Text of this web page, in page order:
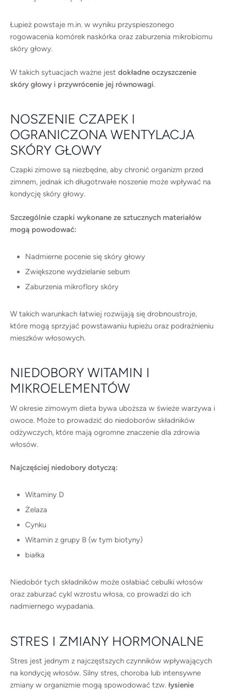
Łupież powstaje m.in. w wyniku przyspieszonego
rogowacenia komórek naskórka oraz zaburzenia mikrobiomu
skóry głowy.
W takich sytuacjach ważne jest dokładne oczyszczenie
skóry głowy i przywrócenie jej równowagi.
NOSZENIE CZAPEK I
OGRANICZONA WENTYLACJA
SKÓRY GŁOWY
Czapki zimowe są niezbędne, aby chronić organizm przed
zimnem, jednak ich długotrwałe noszenie może wpływać na
kondycję skóry głowy.
Szczególnie czapki wykonane ze sztucznych materiałów
mogą powodować:
Nadmierne pocenie się skóry głowy
Zwiększone wydzielanie sebum
Zaburzenia mikroflory skóry
W takich warunkach łatwiej rozwijają się drobnoustroje,
które mogą sprzyjać powstawaniu łupieżu oraz podrażnieniu
mieszków włosowych.
NIEDOBORY WITAMIN I
MIKROELEMENTÓW
W okresie zimowym dieta bywa uboższa w świeże warzywa i
owoce. Może to prowadzić do niedoborów składników
odżywczych, które mają ogromne znaczenie dla zdrowia
włosów.
Najczęściej niedobory dotyczą:
Witaminy D
Żelaza
Cynku
Witamin z grupy B (w tym biotyny)
białka
Niedobór tych składników może osłabiać cebulki włosów
oraz zaburzać cykl wzrostu włosa, co prowadzi do ich
nadmiernego wypadania.
STRES I ZMIANY HORMONALNE
Stres jest jednym z najczęstszych czynników wpływających
na kondycję włosów. Silny stres, choroba lub intensywne
zmiany w organizmie mogą spowodować tzw. łysienie